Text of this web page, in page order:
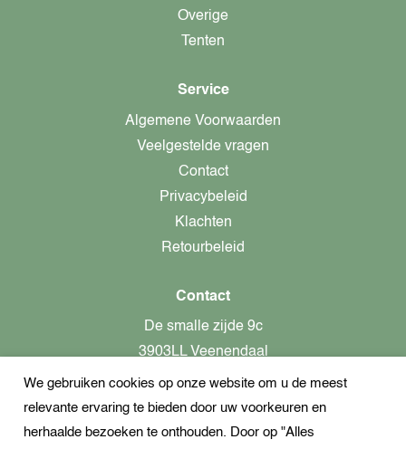
Overige
Tenten
Service
Algemene Voorwaarden
Veelgestelde vragen
Contact
Privacybeleid
Klachten
Retourbeleid
Contact
De smalle zijde 9c
3903LL Veenendaal
alleen op afspraak aanwezig!
KvK-nummer: 82366799
We gebruiken cookies op onze website om u de meest
relevante ervaring te bieden door uw voorkeuren en
herhaalde bezoeken te onthouden. Door op "Alles